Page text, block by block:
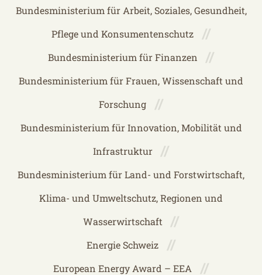
Bundesministerium für Arbeit, Soziales, Gesundheit,
Pflege und Konsumentenschutz
Bundesministerium für Finanzen
Bundesministerium für Frauen, Wissenschaft und
Forschung
Bundesministerium für Innovation, Mobilität und
Infrastruktur
Bundesministerium für Land- und Forstwirtschaft,
Klima- und Umweltschutz, Regionen und
Wasserwirtschaft
Energie Schweiz
European Energy Award – EEA